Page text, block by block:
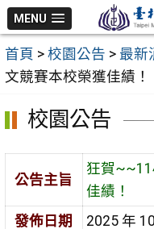
跳
至
主
要
MENU
首頁 > 校園公告 > 最新
文競賽本校榮獲佳績！
校園公告
公告主旨
狂賀
佳績！
發佈日期
2025 年